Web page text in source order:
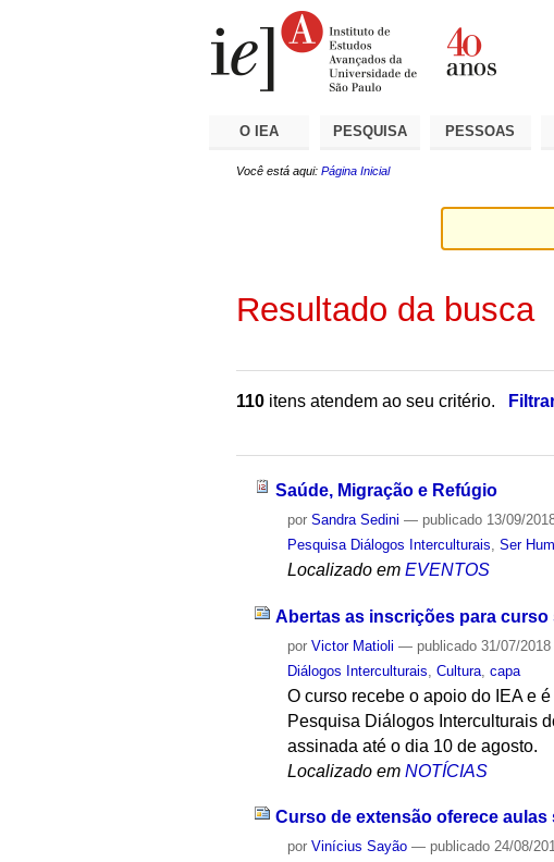
O IEA PESQUISA PESSOAS
Você está aqui: Página Inicial
Resultado da busca
110 itens atendem ao seu critério.
Saúde, Migração e Refúgio
porSandra Sedini — publicado 13/09/
Pesquisa Diálogos Interculturais ,Ser
Localizado em EVENTOS
Abertas as inscrições para
porVictor Matioli — publicado 31/07/
Diálogos Interculturais ,Cultura ,capa
O curso recebe o apoio do IEA e
Pesquisa Diálogos Interculturais
assinada até o dia 10 de agosto.
Localizado em NOTÍCIAS
Curso de extensão oferece
porVinícius Sayão — publicado 24/08/